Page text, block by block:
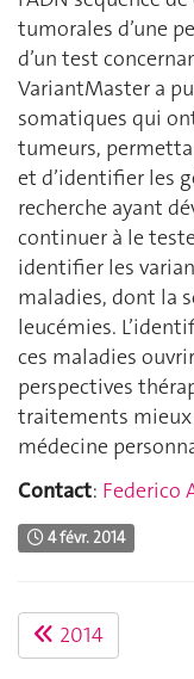
tumorales d’une
d’un test
VariantMaster a
somatiques qui
tumeurs,
et d’identifier les
recherche ayant
continuer à le
identifier les
maladies, dont la
leucémies.
ces maladies
perspectives
traitements mieux
médecine
Contact: Federico
4 févr. 2014
2014